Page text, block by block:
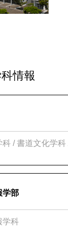
情報
科 / 書道文化学
学部
学科